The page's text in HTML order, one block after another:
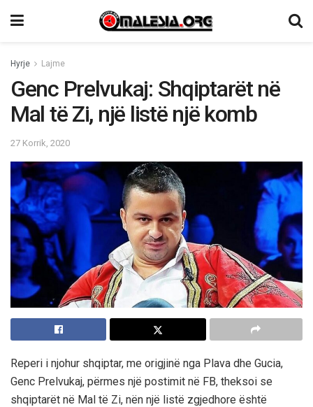
Hyrje Lajme
Genc Prelvukaj: Shqiptarët në
Mal të Zi, një listë një komb
27 Korrik, 2020
Reperi i njohur shqiptar, me origjinë nga Plava dhe Gucia,
Genc Prelvukaj, përmes një postimit në FB, theksoi se
shqiptarët në Mal të Zi, nën një listë zgjedhore është